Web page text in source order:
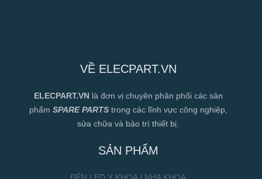
VỀ ELECPART.VN
ELECPART.VN là đơn vị chuyên phân phối các sản
phẩm SPARE PARTStrong các lĩnh vực công nghiệp,
sửa chữa và bảo trì thiết bị.
SẢN PHẨM
ĐÈN LED Y KHOA / NHA KHOA